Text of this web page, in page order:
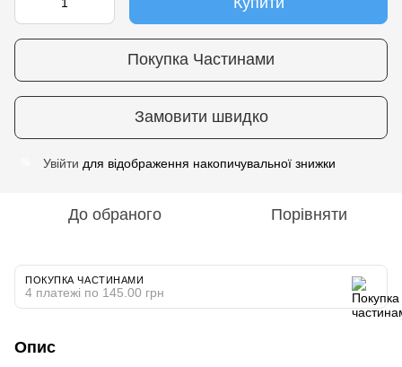
Покупка Частинами
Замовити швидко
Увійти для відображення накопичувальної знижки
До обраного Порівняти
ПОКУПКА ЧАСТИНАМИ
4 платежі по 145.00 грн
Опис